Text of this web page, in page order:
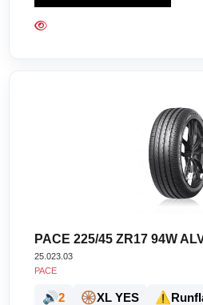
PACE 225/45 ZR17 94W
25.023.03
PACE
🔊2 🛞XL YES ⚠️